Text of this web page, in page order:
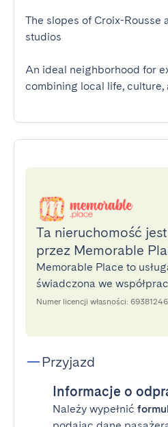
The slopes of Croix-Rousse
studios
An ideal neighborhood for
combining local life, culture,
Ta nieruchomość
przez Memorable
Memorable Place to
świadczona we
Numer licencji własności:
Przyjazd
Informacje o
Należy wypełnić